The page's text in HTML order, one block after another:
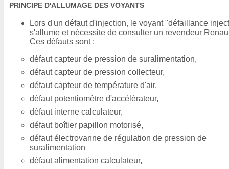
PRINCIPE D'ALLUMAGE DES VOYANTS
Lors d'un défaut d'injection, le voyant "défaillance
s'allume et nécessite de consulter un revendeur
Ces défauts sont :
défaut capteur de pression de suralimentation,
défaut capteur de pression collecteur,
défaut capteur de température d'air,
défaut potentiomètre d'accélérateur,
défaut interne calculateur,
défaut boîtier papillon motorisé,
défaut électrovanne de régulation de pression de
suralimentation
défaut alimentation calculateur,